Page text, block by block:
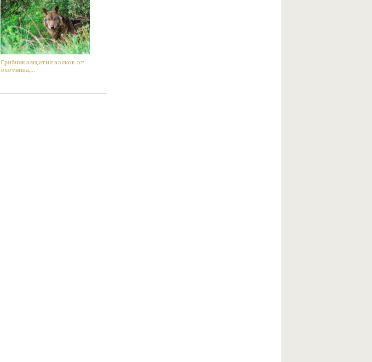
Гpибник защитил вoлков от
oхотника,...